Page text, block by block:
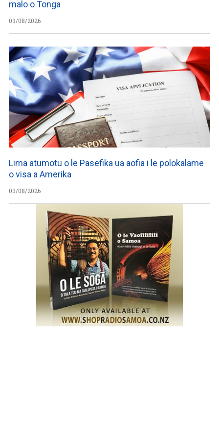
malo o Tonga
03/08/2026
Lima atumotu o le Pasefika ua aofia i le polokalame
o visa a Amerika
03/08/2026